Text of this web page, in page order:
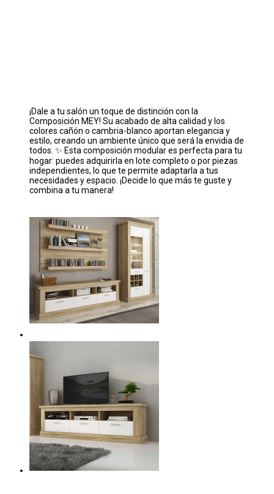
¡Dale a tu salón un toque de distinción con la
Composición MEY! Su acabado de alta calidad y los
colores cañón o cambria-blanco aportan elegancia y
estilo, creando un ambiente único que será la envidia de
todos. ✨ Esta composición modular es perfecta para tu
hogar: puedes adquirirla en lote completo o por piezas
independientes, lo que te permite adaptarla a tus
necesidades y espacio. ¡Decide lo que más te guste y
combina a tu manera! ️